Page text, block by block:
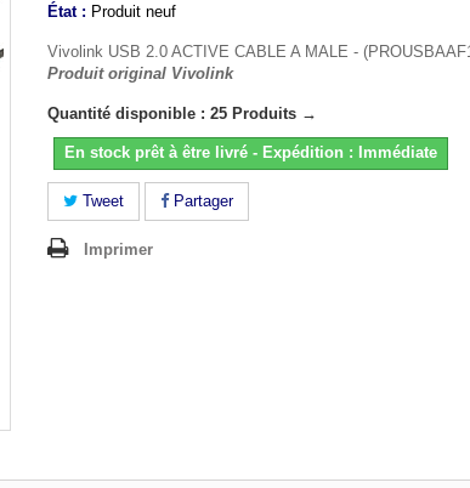
État : Produit neuf
Vivolink USB 2.0 ACTIVE CABLE A MALE -
Produit original Vivolink
Quantité disponible : 25 Produits →
En stock prêt à être livré - Expédition : Immédiate
Tweet Partager
Imprimer